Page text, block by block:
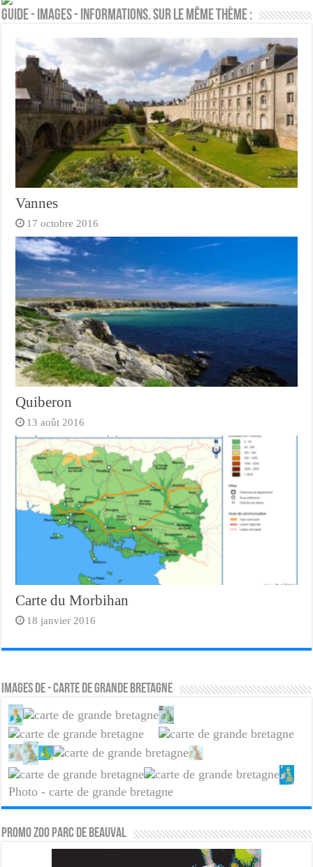
Guide - Images - Informations. Sur le même thème :
Vannes
17 octobre 2016
Quiberon
13 août 2016
Carte du Morbihan
18 janvier 2016
Images de - carte de grande bretagne
Photo - carte de grande bretagne
PROMO ZOO PARC DE BEAUVAL